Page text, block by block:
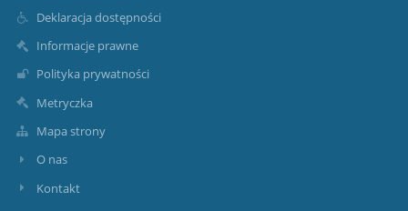
Deklaracja dostępności
Informacje prawne
Polityka prywatności
Metryczka
Mapa strony
O nas
Kontakt